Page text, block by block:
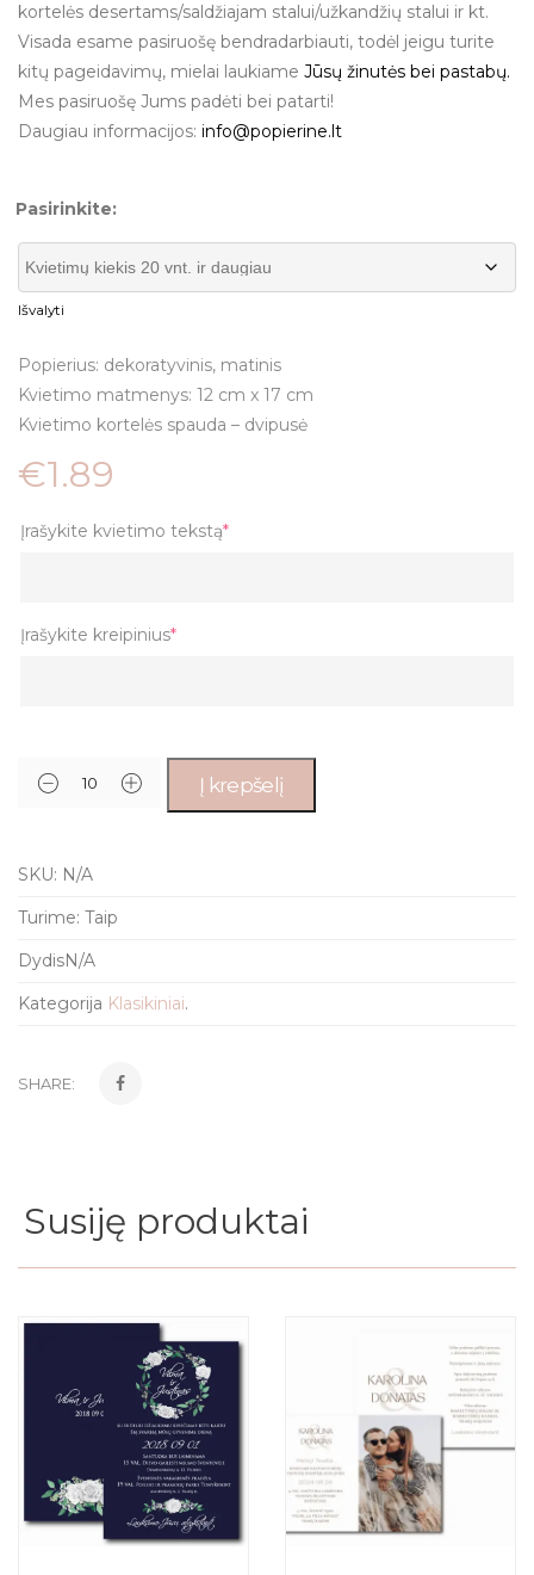
kortelės desertams/saldžiajam stalui/užkandžių stalui ir kt.
Visada esame pasiruošę bendradarbiauti, todėl jeigu turite
kitų pageidavimų, mielai laukiame Jūsų žinutės bei pastabų.
Mes pasiruošę Jums padėti bei patarti!
Daugiau informacijos: info@popierine.lt
Pasirinkite:
Išvalyti
Popierius: dekoratyvinis, matinis
Kvietimo matmenys: 12 cm x 17 cm
Kvietimo kortelės spauda – dvipusė
€1.89
Įrašykite kvietimo tekstą*
Įrašykite kreipinius*
Į krepšelį
SKU: N/A
Turime: Taip
DydisN/A
Kategorija Klasikiniai.
SHARE:
Susiję produktai